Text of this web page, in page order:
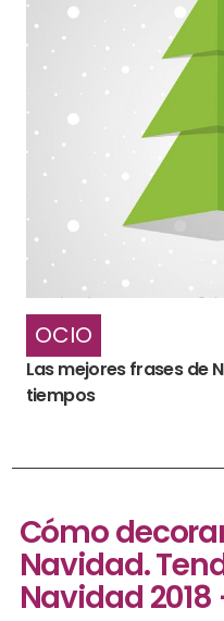
OCIO
Las mejores frases de
tiempos
Cómo
Navidad.
Navidad 2018